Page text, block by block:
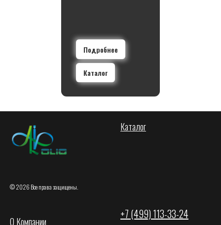
Подробнее
Каталог
© 2026 Все права защищены.
Каталог
О Компании
+7 (499) 113-33-24